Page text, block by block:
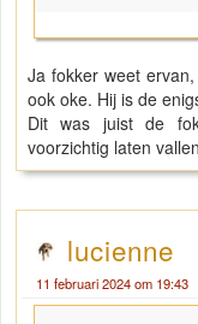
Ja fokker weet
ook oke. Hij is de
Dit was juist de
voorzichtig laten
lucienne
11 februari 2024 om 19:43